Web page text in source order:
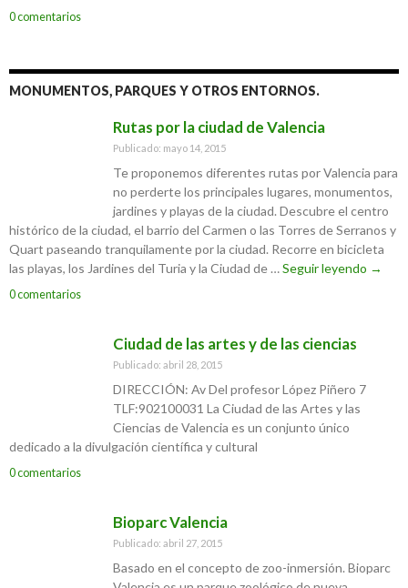
0 comentarios
MONUMENTOS, PARQUES Y OTROS ENTORNOS.
Rutas por la ciudad de Valencia
Publicado: mayo 14, 2015
Te proponemos diferentes rutas por Valencia para
no perderte los principales lugares, monumentos,
jardines y playas de la ciudad. Descubre el centro
histórico de la ciudad, el barrio del Carmen o las Torres de Serranos y
Quart paseando tranquilamente por la ciudad. Recorre en bicicleta
las playas, los Jardines del Turia y la Ciudad de …Seguir leyendo Rutas
→
0 comentarios
Ciudad de las artes y de las ciencias
Publicado: abril 28, 2015
DIRECCIÓN: Av Del profesor López Piñero 7
TLF:902100031 La Ciudad de las Artes y las
Ciencias de Valencia es un conjunto único
dedicado a la divulgación científica y cultural
0 comentarios
Bioparc Valencia
Publicado: abril 27, 2015
Basado en el concepto de zoo-inmersión. Bioparc